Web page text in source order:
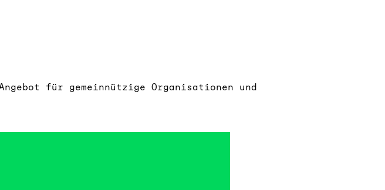
für gemeinnützige Organisationen und